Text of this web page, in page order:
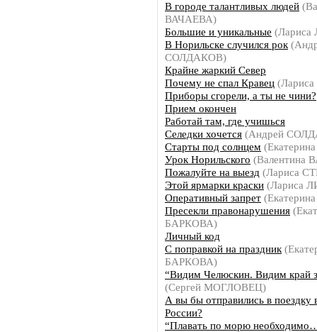
В городе талантливых людей
ВАЧАЕВА)
Большие и уникальные
В Норильске случился рок
СОЛДАКОВ)
Крайне жаркий Север
Почему не спал Кравец
Приборы сгорели, а ты не чини?
Прием окончен
Работай там, где учишься
Селедки хочется (Андрей
Старты под солнцем
Урок Норильского (Валентина
Пожалуйте на выезд (Лариса
Этой ярмарки краски (Лариса
Оперативный запрет
Пресекли правонарушения
БАРКОВА)
Личный код
С поправкой на праздник
БАРКОВА)
“Видим Челюскин. Видим край
(Сергей МОГЛОВЕЦ)
А вы бы отправились в поездку
России?
“Плавать по морю